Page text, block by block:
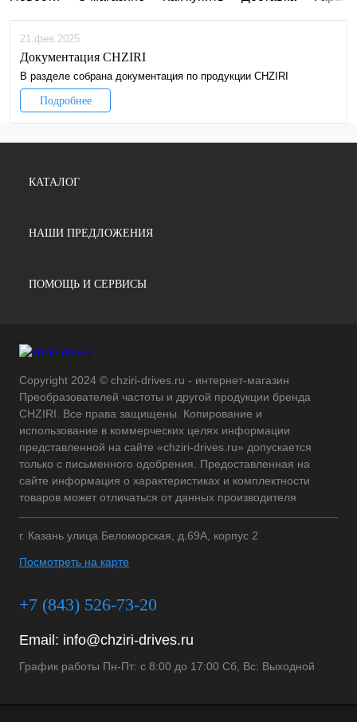
21.фев.2025
Документация CHZIRI
В разделе собрана документация по продукции CHZIRI
Подробнее
КАТАЛОГ
НАШИ ПРЕДЛОЖЕНИЯ
ПОМОЩЬ И СЕРВИСЫ
Copyright 2024 © chziri-drives.ru - интернет-магазин
Преобразователей частоты и другой продукции бренда
CHZIRI. Все права защищены. Копирование и
использование в коммерческих целях информации
представленной на сайте «chziri-drives.ru» допускается
только с письменного одобрения. Предоставленная на
сайте информация о характеристиках и комплектности
товаров может отличаться от данных производителя
г. Казань улица Беломорская, д.69А, корпус 2
Посмотреть на карте
+7 (843) 526-73-20
Email: info@chziri-drives.ru
График работы Пн-Пт: с 8:00 до 17:00 Сб, Вс: Выходной